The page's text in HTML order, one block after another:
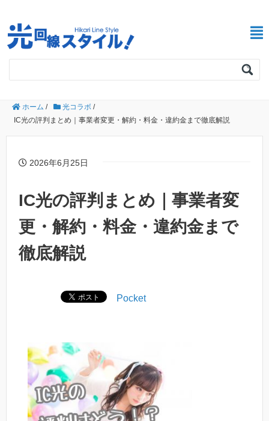
ホーム / 光コラボ /
IC光の評判まとめ｜事業者変更・解約・料金・違約金まで徹底解説
2026年6月25日
IC光の評判まとめ｜事業者変
更・解約・料金・違約金まで
徹底解説
Pocket